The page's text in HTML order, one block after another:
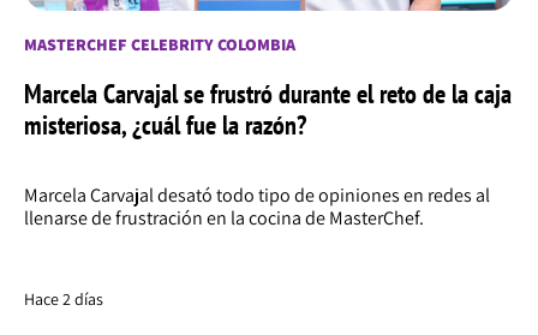
MASTERCHEF CELEBRITY COLOMBIA
Marcela Carvajal se frustró durante el reto de la caja
misteriosa, ¿cuál fue la razón?
Marcela Carvajal desató todo tipo de opiniones en redes al
llenarse de frustración en la cocina de MasterChef.
Hace 2 días